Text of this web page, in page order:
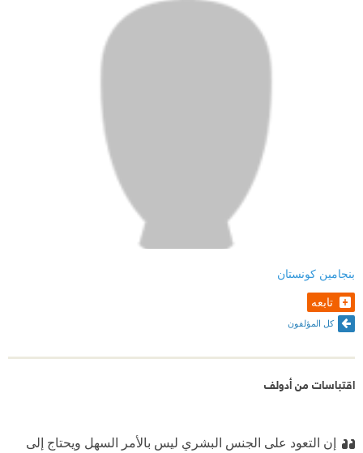
بنجامين كونستان
تابعه
كل المؤلفون
اقتباسات من أدولف
إن التعود على الجنس البشري ليس بالأمر السهل ويحتاج إلى